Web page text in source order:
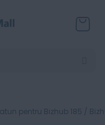
pentru Bizhub 185 /